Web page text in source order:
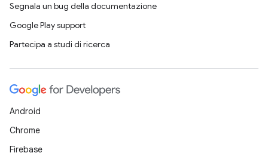
Segnala un bug della documentazione
Google Play support
Partecipa a studi di ricerca
Android
Chrome
Firebase